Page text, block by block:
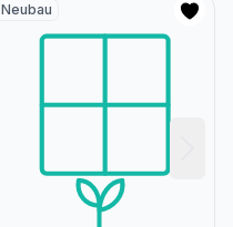
Neubau